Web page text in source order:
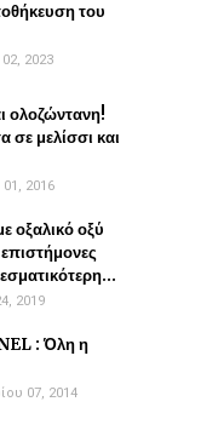
του
2023
ολοζώντανη!
σε μελίσσι και
2016
οξαλικό οξύ
2019
: Όλη η
07, 2014